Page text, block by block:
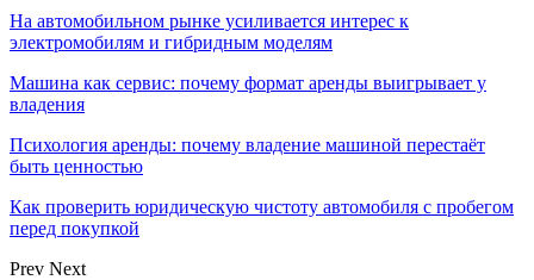
На автомобильном рынке усиливается интерес к
электромобилям и гибридным моделям
Машина как сервис: почему формат аренды выигрывает у
владения
Психология аренды: почему владение машиной перестаёт
быть ценностью
Как проверить юридическую чистоту автомобиля с пробегом
перед покупкой
Prev Next